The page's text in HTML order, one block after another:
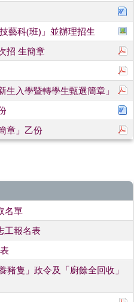
藝科(班)」並辦理招生
招 生簡章
生入學暨轉學生甄選簡章」
章」乙份
名單
工報名表
隻」政令及「廚餘全回收」